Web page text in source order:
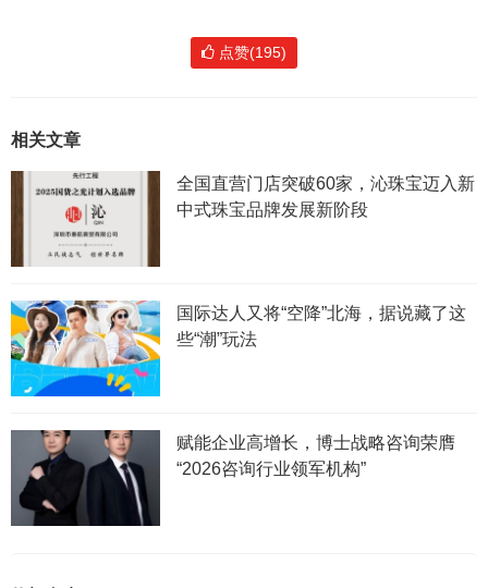
点赞(195)
相关文章
全国直营门店突破60家，沁珠宝迈入新
中式珠宝品牌发展新阶段
国际达人又将“空降”北海，据说藏了这
些“潮”玩法
赋能企业高增长，博士战略咨询荣膺
“2026咨询行业领军机构”